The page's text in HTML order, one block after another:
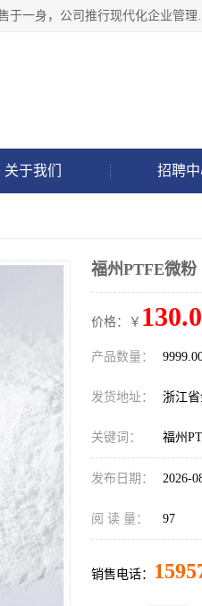
金华氟茂化工科技有限公司，位于浙江省的活力城市金华，公司集化工产品的
关于我们 招聘
福州PTFE微粉
价格：￥
产品数量：
发货地址： 浙江
关键词： 福州
发布日期： 2026-
阅 读 量： 97
销售电话：